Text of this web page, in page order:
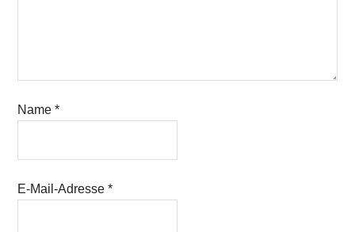
Name*
E-Mail-Adresse*